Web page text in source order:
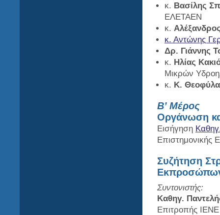
κ. Βασίλης
ΕΛΕΤΑΕΝ
κ.
κ. Αντώνης
Δρ. Γιάννης
κ. Ηλίας
Μικρών
κ. Κ.
Β’ Μέρος
Οργάνωση
Εισήγηση
Επιστημονικής
Συζήτηση
Συντονιστής:
Καθηγ.
Επιτροπής ΙΕΝΕ